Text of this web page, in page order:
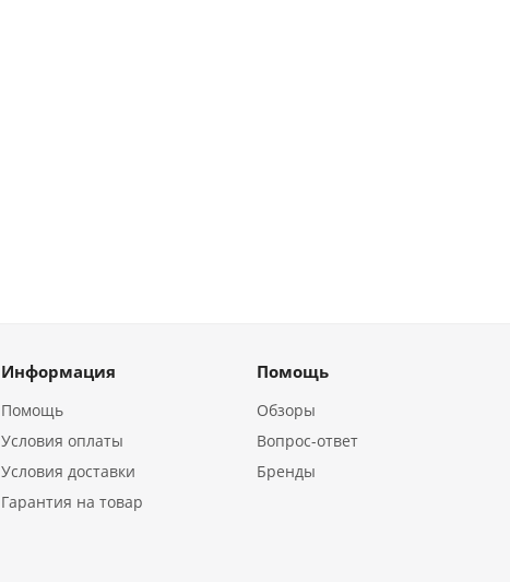
Информация
Помощь
Условия оплаты
Условия доставки
Гарантия на товар
Помощь
Обзоры
Вопрос-ответ
Бренды